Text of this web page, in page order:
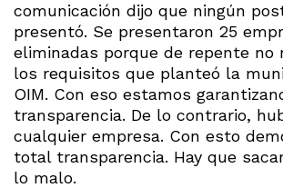
comunicación dijo que ningún
presentó. Se presentaron 25
eliminadas porque de repente no
los requisitos que planteó la
OIM. Con eso estamos
transparencia. De lo contrario,
cualquier empresa. Con esto
total transparencia. Hay que
lo malo.